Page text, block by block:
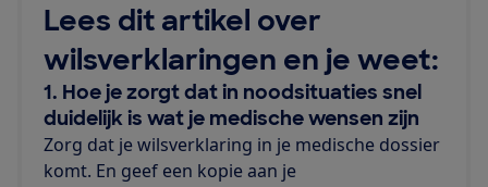
Lees dit artikel over
wilsverklaringen en je weet:
1. Hoe je zorgt datin noodsituaties snel
duidelijk is wat je medische wensen zijn
Zorg dat je wilsverklaring in je medische dossier
komt. En geef een kopie aan je